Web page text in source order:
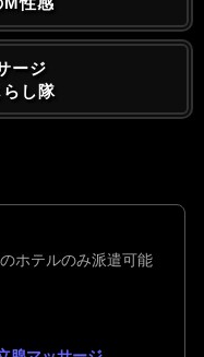
ージ
し隊
ホテルのみ派遣可能